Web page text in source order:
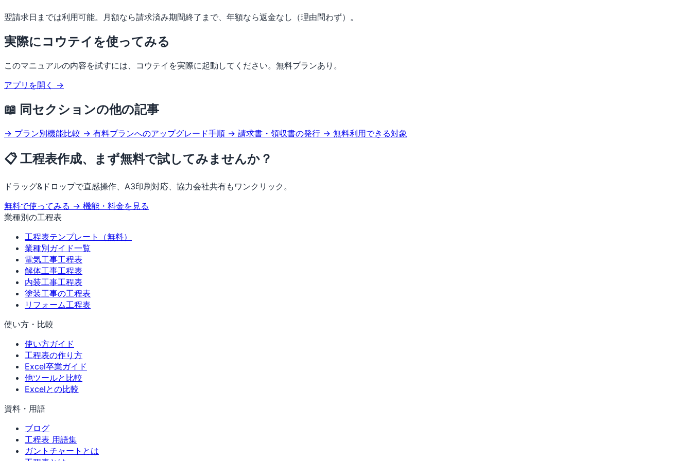
翌請求日までは利用可能。月額なら請求済み期間終了まで、年額なら返金なし（理由問わず）。
実際にコウテイを使ってみる
このマニュアルの内容を試すには、コウテイを実際に起動してください。無料プランあり。
アプリを開く →
📖 同セクションの他の記事
→ プラン別機能比較 → 有料プランへのアップグレード手順 → 請求書・領収書の発行 → 無料利用できる対象
📋 工程表作成、まず無料で試してみませんか？
ドラッグ&ドロップで直感操作、A3印刷対応、協力会社共有もワンクリック。
無料で使ってみる → 機能・料金を見る
業種別の工程表
工程表テンプレート（無料）
業種別ガイド一覧
電気工事工程表
解体工事工程表
内装工事工程表
塗装工事の工程表
リフォーム工程表
使い方・比較
使い方ガイド
工程表の作り方
Excel卒業ガイド
他ツールと比較
Excelとの比較
資料・用語
ブログ
工程表 用語集
ガントチャートとは